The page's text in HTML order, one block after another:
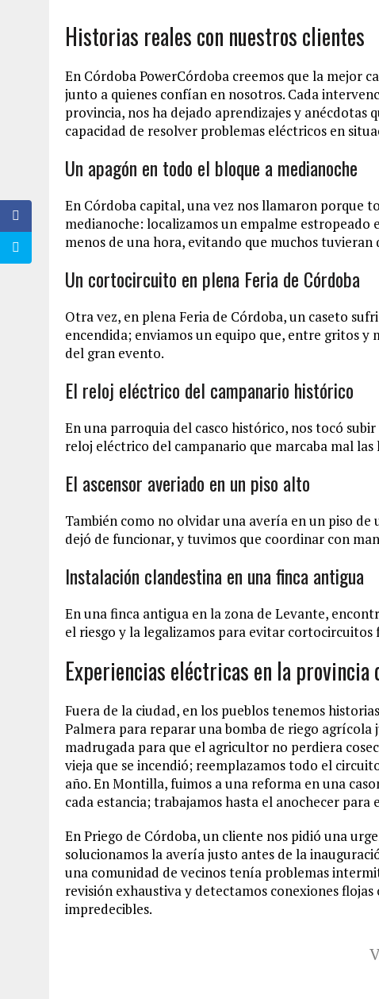
Historias reales con nuestros clientes
En Córdoba PowerCórdoba creemos que la mejor
junto a quienes confían en nosotros. Cada
provincia, nos ha dejado aprendizajes y
capacidad de resolver problemas eléctricos en
Un apagón en todo el bloque a medianoche
En Córdoba capital, una vez nos llamaron porque
medianoche: localizamos un empalme
menos de una hora, evitando que muchos
Un cortocircuito en plena Feria de Córdoba
Otra vez, en plena Feria de Córdoba, un caseto
encendida; enviamos un equipo que, entre gritos
del gran evento.
El reloj eléctrico del campanario histórico
En una parroquia del casco histórico, nos tocó
reloj eléctrico del campanario que marcaba mal las
El ascensor averiado en un piso alto
También como no olvidar una avería en un piso
dejó de funcionar, y tuvimos que coordinar con
Instalación clandestina en una finca antigua
En una finca antigua en la zona de Levante,
el riesgo y la legalizamos para evitar cortocircuitos
Experiencias eléctricas en la provincia
Fuera de la ciudad, en los pueblos tenemos
Palmera para reparar una bomba de riego agrícola
madrugada para que el agricultor no perdiera
vieja que se incendió; reemplazamos todo el
año. En Montilla, fuimos a una reforma en una
cada estancia; trabajamos hasta el anochecer
En Priego de Córdoba, un cliente nos pidió una
solucionamos la avería justo antes de la
una comunidad de vecinos tenía problemas
revisión exhaustiva y detectamos conexiones
impredecibles.